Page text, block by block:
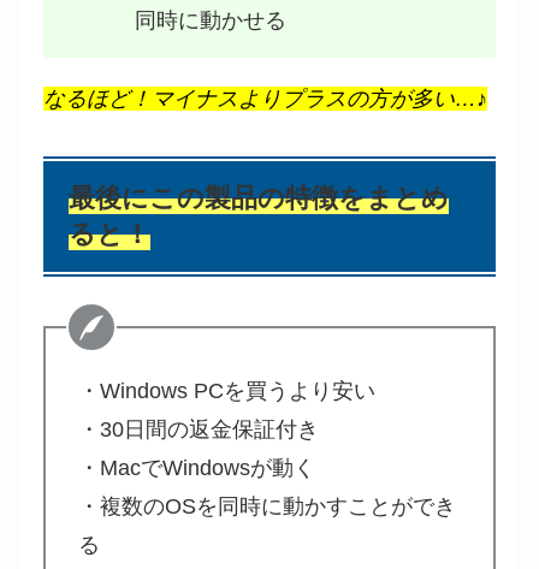
同時に動かせる
なるほど！マイナスよりプラスの方が多い…♪
最後にこの製品の特徴をまとめ
ると！
・Windows PCを買うより安い
・30日間の返金保証付き
・MacでWindowsが動く
・複数のOSを同時に動かすことができ
る